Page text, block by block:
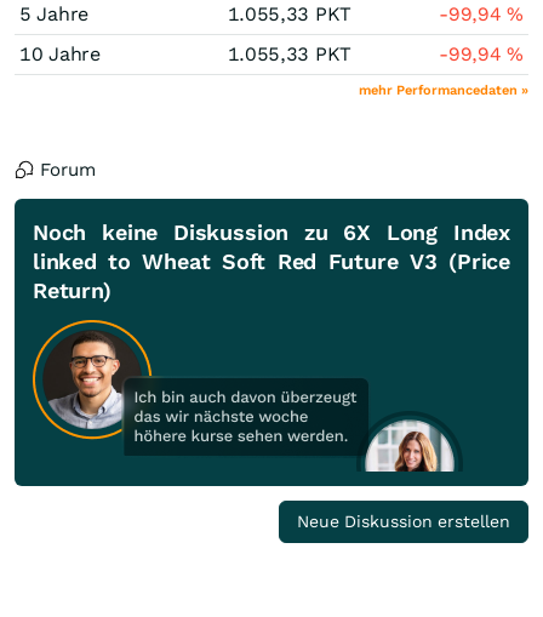
5 Jahre
1.055,33 PKT -99,94%
10 Jahre
1.055,33 PKT -99,94%
mehr Performancedaten »
Forum
Noch keine Diskussion zu 6X Long Index
linked to Wheat Soft Red Future V3 (Price
Return)
Neue Diskussion erstellen